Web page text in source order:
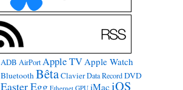
ADB AirPort Apple TVApple Watch
BluetoothBêtaClavier Data Record DVD
Easter Egg Ethernet GPU iMaciOS